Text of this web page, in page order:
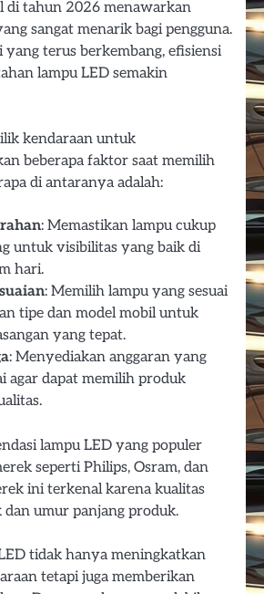
di tahun 2026 menawarkan
sangat menarik bagi pengguna.
terus berkembang, efisiensi
lampu LED semakin
kendaraan untuk
beberapa faktor saat memilih
di antaranya adalah:
: Memastikan lampu cukup
untuk visibilitas yang baik di
hari.
: Memilih lampu yang sesuai
tipe dan model mobil untuk
yang tepat.
: Menyediakan anggaran yang
agar dapat memilih produk
lampu LED yang populer
seperti Philips, Osram, dan
ini terkenal karena kualitas
dan umur panjang produk.
tidak hanya meningkatkan
tetapi juga memberikan